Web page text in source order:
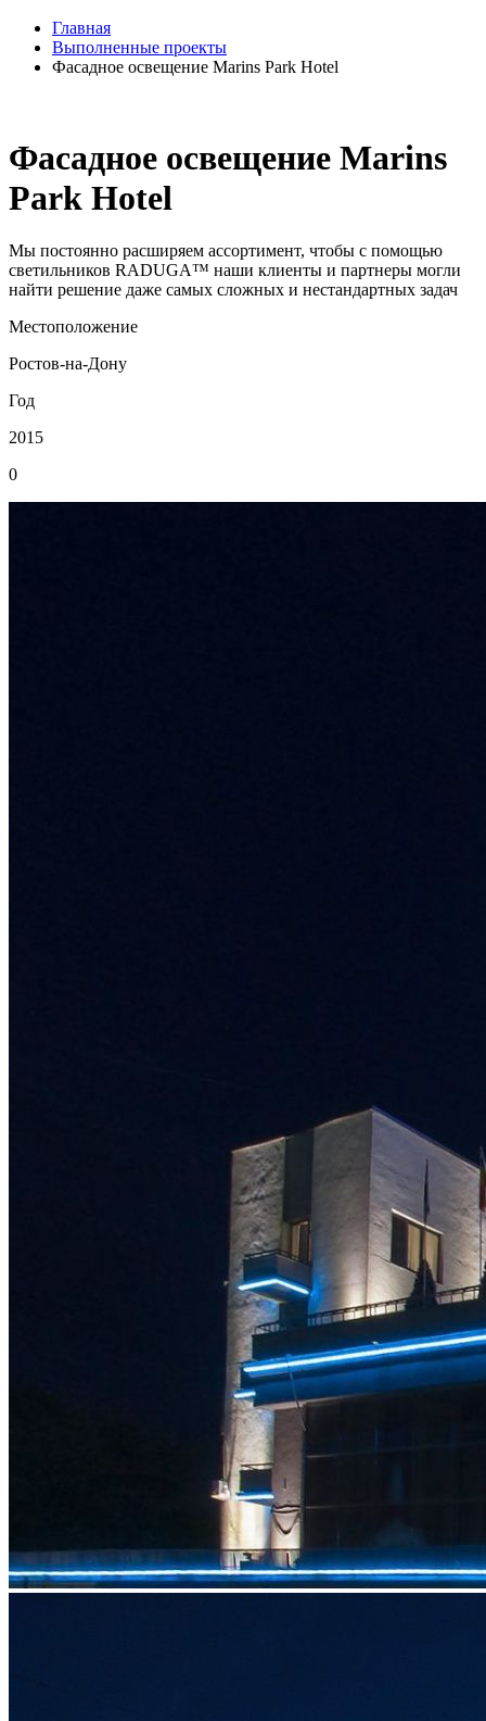
Главная
Выполненные проекты
Фасадное освещение Marins Park Hotel
Фасадное освещение Marins
Park Hotel
Мы постоянно расширяем ассортимент, чтобы с помощью
светильников RADUGA™ наши клиенты и партнеры могли
найти решение даже самых сложных и нестандартных задач
Местоположение
Ростов-на-Дону
Год
2015
0